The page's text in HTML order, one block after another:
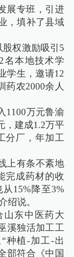
展专班，引进
，填补了县域
股权激励吸引5
名本地技术学
学生，邀请12
药农2000余人
1100万元鲁渝
，建成1.2万平
分厂，年加工
上有条不紊地
完成药材的收
15%降至3%
绍说。
山东中医药大
溪独活加工工
种植-加工-出
部符合《中国